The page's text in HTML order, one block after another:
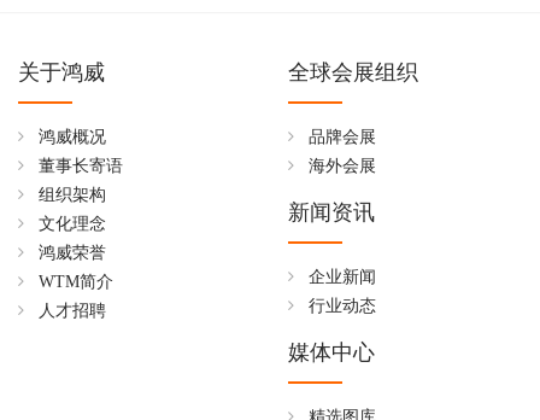
关于鸿威
鸿威概况
董事长寄语
组织架构
文化理念
鸿威荣誉
WTM简介
人才招聘
全球会展组织
品牌会展
海外会展
新闻资讯
企业新闻
行业动态
媒体中心